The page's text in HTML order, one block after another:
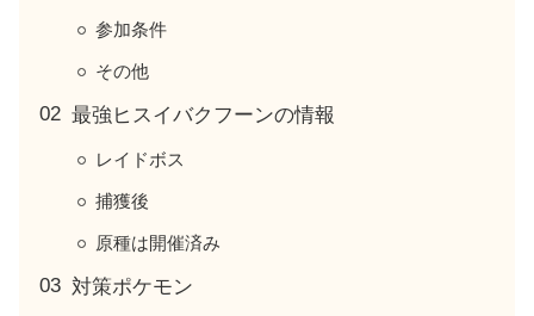
参加条件
その他
最強ヒスイバクフーンの情報
レイドボス
捕獲後
原種は開催済み
対策ポケモン